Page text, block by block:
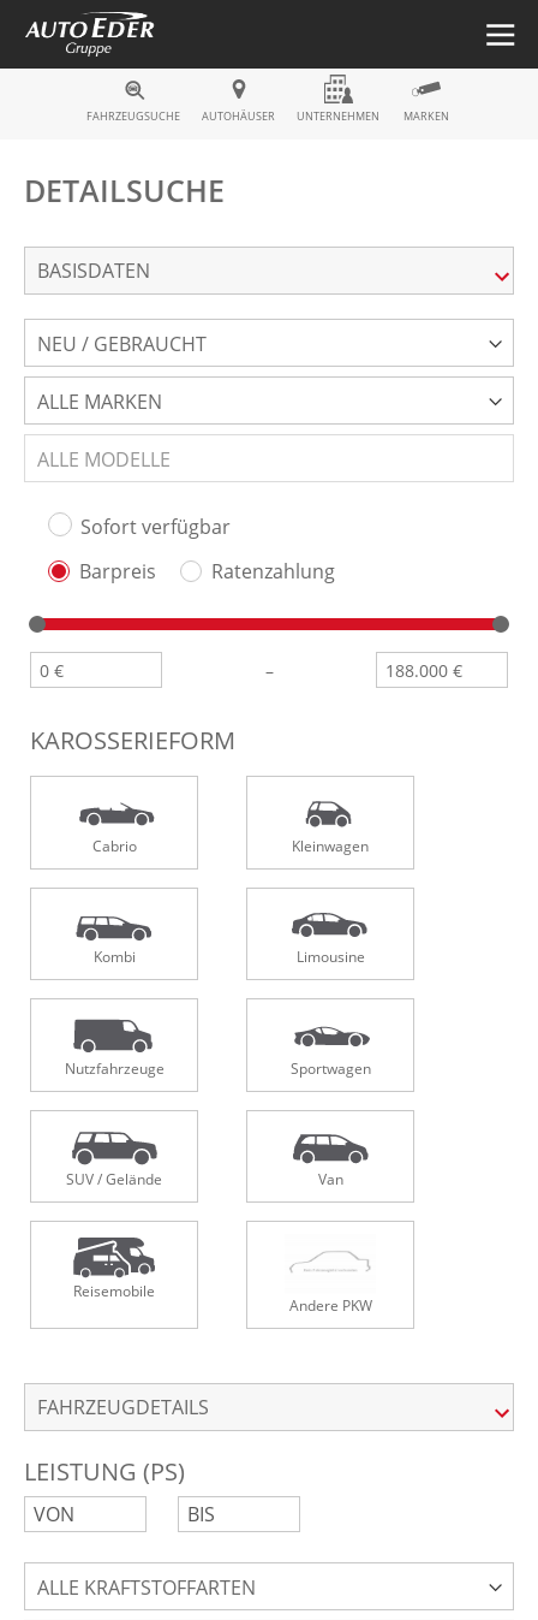
FAHRZEUGSUCHE AUTOHÄUSER UNTERNEHMEN MARKEN
DETAILSUCHE
BASISDATEN
NEU / GEBRAUCHT
ALLE MARKEN
ALLE MODELLE
Sofort verfügbar
Barpreis
Ratenzahlung
–
KAROSSERIEFORM
Cabrio Kleinwagen
Kombi Limousine
Nutzfahrzeuge Sportwagen
SUV / Gelände Van
Reisemobile
Andere PKW
FAHRZEUGDETAILS
LEISTUNG (PS)
ALLE KRAFTSTOFFARTEN